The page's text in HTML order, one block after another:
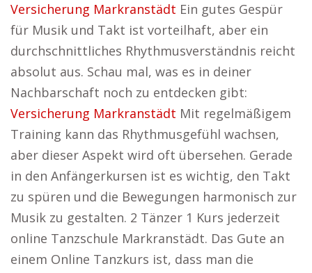
Versicherung Markranstädt Ein gutes Gespür
für Musik und Takt ist vorteilhaft, aber ein
durchschnittliches Rhythmusverständnis reicht
absolut aus. Schau mal, was es in deiner
Nachbarschaft noch zu entdecken gibt:
Versicherung Markranstädt Mit regelmäßigem
Training kann das Rhythmusgefühl wachsen,
aber dieser Aspekt wird oft übersehen. Gerade
in den Anfängerkursen ist es wichtig, den Takt
zu spüren und die Bewegungen harmonisch zur
Musik zu gestalten. 2 Tänzer 1 Kurs jederzeit
online Tanzschule Markranstädt. Das Gute an
einem Online Tanzkurs ist, dass man die